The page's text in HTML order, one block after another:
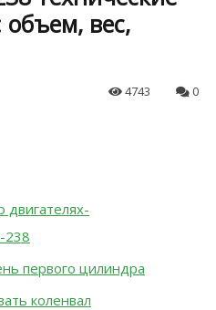
объем, вес,
4743 0
двигателях-
238
первого цилиндра
коленвал